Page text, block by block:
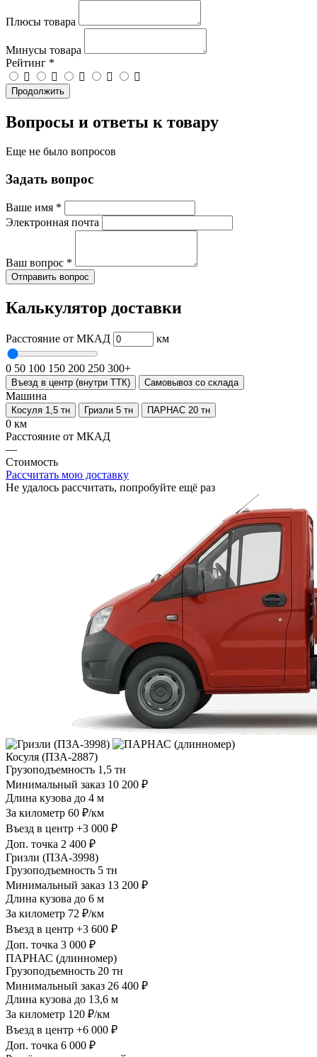
Плюсы товара
Минусы товара
Рейтинг *
Продолжить
Вопросы и ответы к товару
Еще не было вопросов
Задать вопрос
Ваше имя *
Электронная почта
Ваш вопрос *
Отправить вопрос
Калькулятор доставки
Расстояние от МКАД км
0 50 100 150 200 250 300+
Въезд в центр (внутри ТТК) Самовывоз со склада
Машина
Косуля 1,5 тн Гризли 5 тн ПАРНАС 20 тн
0 км
Расстояние от МКАД
—
Стоимость
Рассчитать мою доставку
Не удалось рассчитать, попробуйте ещё раз
Косуля (ПЗА-2887)
Грузоподъемность 1,5 тн
Минимальный заказ 10 200 ₽
Длина кузова до 4 м
За километр 60 ₽/км
Въезд в центр +3 000 ₽
Доп. точка 2 400 ₽
Гризли (ПЗА-3998)
Грузоподъемность 5 тн
Минимальный заказ 13 200 ₽
Длина кузова до 6 м
За километр 72 ₽/км
Въезд в центр +3 600 ₽
Доп. точка 3 000 ₽
ПАРНАС (длинномер)
Грузоподъемность 20 тн
Минимальный заказ 26 400 ₽
Длина кузова до 13,6 м
За километр 120 ₽/км
Въезд в центр +6 000 ₽
Доп. точка 6 000 ₽